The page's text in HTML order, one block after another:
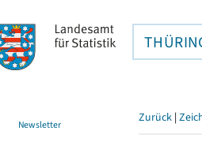
Newsletter Zurück |